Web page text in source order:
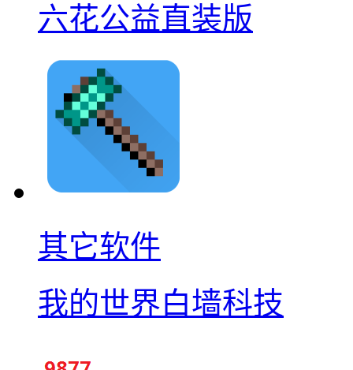
六花公益直装版
其它软件
我的世界白墙科技